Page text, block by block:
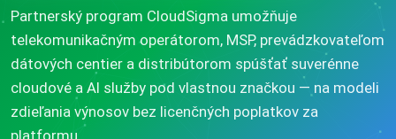
Partnerský program CloudSigma umožňuje
telekomunikačným operátorom, MSP, prevádzkovateľom
dátových centier a distribútorom spúšťať suverénne
cloudové a AI služby pod vlastnou značkou — na modeli
zdieľania výnosov bez licenčných poplatkov za